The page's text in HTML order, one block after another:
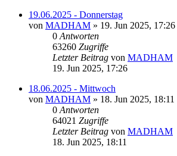
19.06.2025 - Donnerstag
von MADHAM » 19. Jun 2025, 17:26
0 Antworten
63260 Zugriffe
Letzter Beitrag von MADHAM
19. Jun 2025, 17:26
18.06.2025 - Mittwoch
von MADHAM » 18. Jun 2025, 18:11
0 Antworten
64021 Zugriffe
Letzter Beitrag von MADHAM
18. Jun 2025, 18:11